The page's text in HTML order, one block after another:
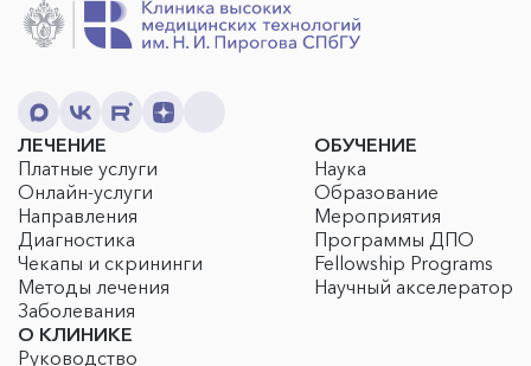
ЛЕЧЕНИЕ
Платные услуги
Онлайн-услуги
Направления
Диагностика
Чекапы и скрининги
Методы лечения
Заболевания
ОБУЧЕНИЕ
Наука
Образование
Мероприятия
Программы ДПО
Fellowship Programs
Научный акселератор
О КЛИНИКЕ
Руководство